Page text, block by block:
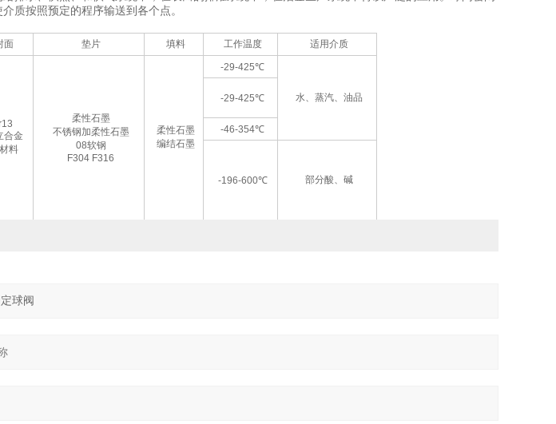
质按照预定的程序输送到各个点。
面 垫片 填料 工作温度
适用介质
合金
料
柔性石墨
不锈钢加柔性石墨
08软钢
F304 F316
柔性石墨
编结石墨
-29-425℃
水、蒸汽、油品
-29-425℃
-46-354℃
-196-600℃ 部分酸、碱